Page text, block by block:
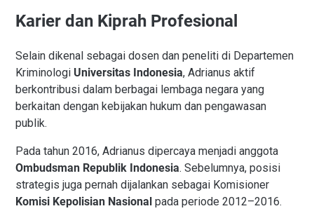
Karier dan Kiprah Profesional
Selain dikenal sebagai dosen dan peneliti di Departemen
Kriminologi Universitas Indonesia, Adrianus aktif
berkontribusi dalam berbagai lembaga negara yang
berkaitan dengan kebijakan hukum dan pengawasan
publik.
Pada tahun 2016, Adrianus dipercaya menjadi anggota
Ombudsman Republik Indonesia. Sebelumnya, posisi
strategis juga pernah dijalankan sebagai Komisioner
Komisi Kepolisian Nasional pada periode 2012–2016.